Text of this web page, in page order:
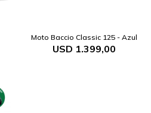
Moto Baccio Classic 125 - Azul
USD 1.399,00